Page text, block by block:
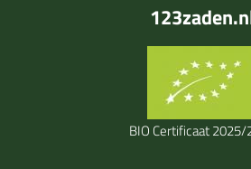
BIO Certificaat